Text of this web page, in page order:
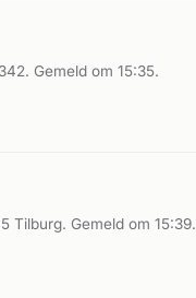
Gemeld om 15:35.
Tilburg. Gemeld om 15:39.